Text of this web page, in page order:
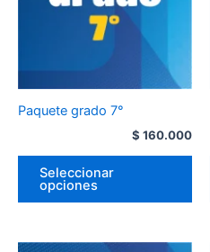
Paquete grado 7°
$ 160.000
Seleccionar
opciones